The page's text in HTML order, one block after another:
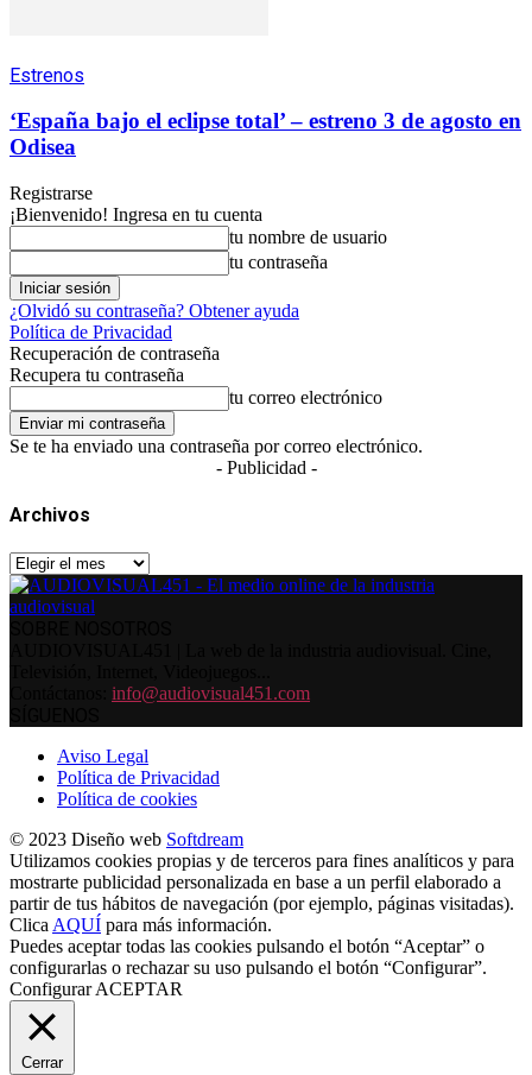
Estrenos
‘España bajo el eclipse total’ – estreno 3 de agosto en
Odisea
Registrarse
¡Bienvenido! Ingresa en tu cuenta
tu nombre de usuario
tu contraseña
¿Olvidó su contraseña? Obtener ayuda
Política de Privacidad
Recuperación de contraseña
Recupera tu contraseña
tu correo electrónico
Se te ha enviado una contraseña por correo electrónico.
- Publicidad -
Archivos
Archivos
info@audiovisual451.com
Aviso Legal
Política de Privacidad
Política de cookies
© 2023 Diseño web Softdream
Utilizamos cookies propias y de terceros para fines analíticos y para
mostrarte publicidad personalizada en base a un perfil elaborado a
partir de tus hábitos de navegación (por ejemplo, páginas visitadas).
Clica AQUÍ para más información.
Puedes aceptar todas las cookies pulsando el botón “Aceptar” o
configurarlas o rechazar su uso pulsando el botón “Configurar”.
Configurar ACEPTAR
Cerrar